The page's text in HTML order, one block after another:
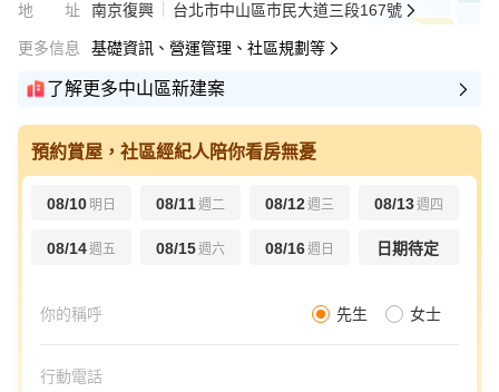
地址 南京復興 台北市中山區市民大道三段167號
更多信息 基礎資訊、營運管理、社區規劃等
了解更多中山區新建案
預約賞屋，社區經紀人陪你看房無憂
08/10 明日 08/11週二 08/12週三 08/13週四
08/14週五 08/15週六 08/16週日 日期待定
先生 女士